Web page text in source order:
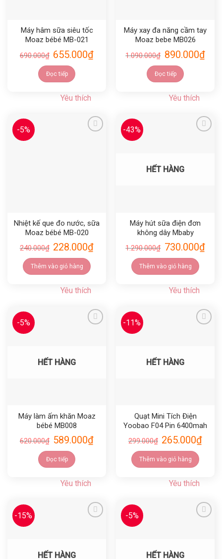
Máy hâm sữa siêu tốc
Moaz bébé MB-021
690.000₫ 655.000₫
Đọc tiếp
Yêu thích
Máy xay đa năng cầm tay
Moaz bebe MB026
1.090.000₫ 890.000₫
Đọc tiếp
Yêu thích
-5%
Nhiệt kế que đo nước, sữa
Moaz bébé MB-020
240.000₫ 228.000₫
Thêm vào giỏ hàng
Yêu thích
-43%
HẾT HÀNG
Máy hút sữa điện đơn
không dây Mbaby
1.290.000₫ 730.000₫
Thêm vào giỏ hàng
Yêu thích
-5%
HẾT HÀNG
Máy làm ấm khăn Moaz
bébé MB008
620.000₫ 589.000₫
Đọc tiếp
Yêu thích
-11%
HẾT HÀNG
Quạt Mini Tích Điện
Yoobao F04 Pin 6400mah
299.000₫ 265.000₫
Thêm vào giỏ hàng
Yêu thích
-15%
HẾT HÀNG
-5%
HẾT HÀNG